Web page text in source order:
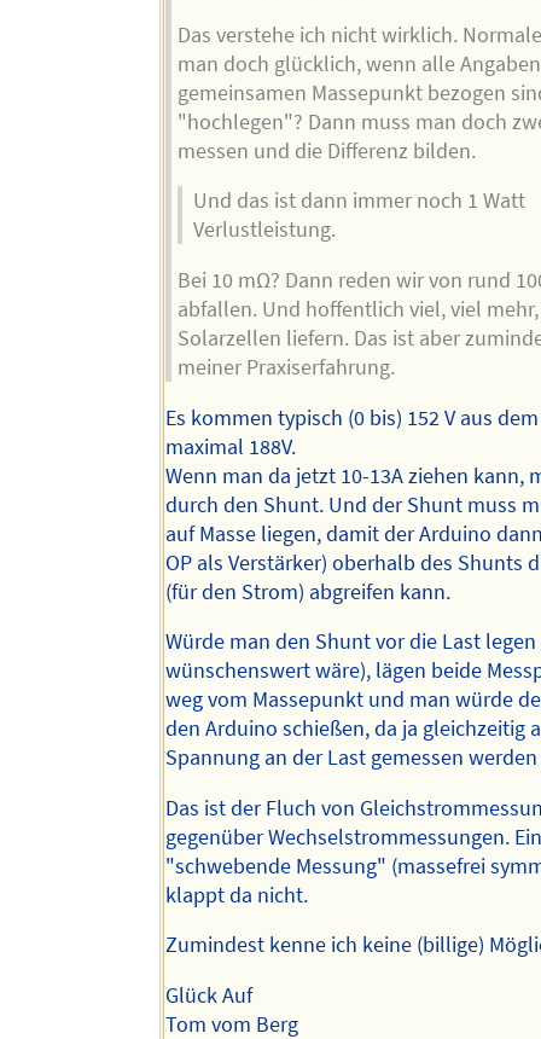
Das verstehe ich nicht wirklich.
man doch glücklich, wenn alle
gemeinsamen Massepunkt bezogen
"hochlegen"? Dann muss man doch
messen und die Differenz bilden.
Und das ist dann immer noch 1 Watt
Verlustleistung.
Bei 10 mΩ? Dann reden wir von rund
abfallen. Und hoffentlich viel, viel
Solarzellen liefern. Das ist aber
meiner Praxiserfahrung.
Es kommen typisch (0 bis) 152 V aus
maximal 188V.
Wenn man da jetzt 10-13A ziehen kann,
durch den Shunt. Und der Shunt muss
auf Masse liegen, damit der Arduino
OP als Verstärker) oberhalb des Shunts
(für den Strom) abgreifen kann.
Würde man den Shunt vor die Last legen
wünschenswert wäre), lägen beide
weg vom Massepunkt und man würde
den Arduino schießen, da ja gleichzeitig
Spannung an der Last gemessen
Das ist der Fluch von
gegenüber Wechselstrommessungen.
"schwebende Messung" (massefrei
klappt da nicht.
Zumindest kenne ich keine (billige)
Glück Auf
Tom vom Berg